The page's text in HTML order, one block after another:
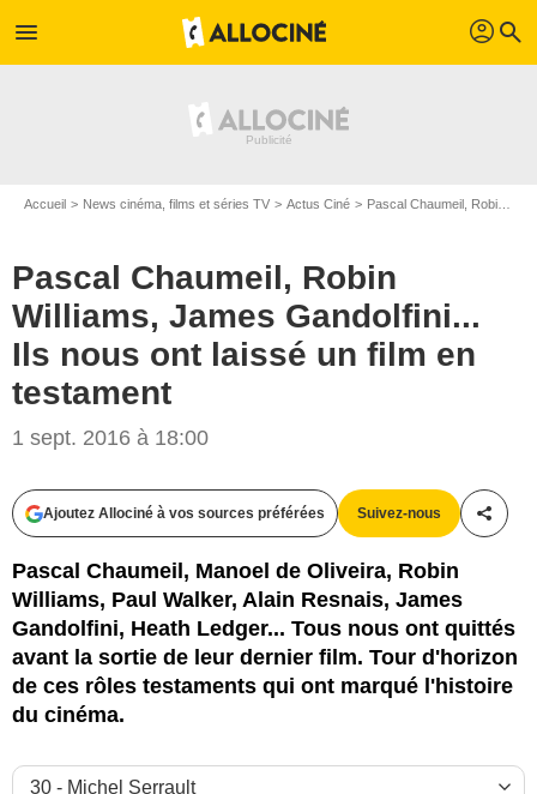
menu profil search
Accueil News cinéma, films et séries TV Actus Ciné Pascal Chaumeil, Robin Williams, James Gandolfini... Ils nous ont laissé un film en testament
Pascal Chaumeil, Robin
Williams, James Gandolfini...
Ils nous ont laissé un film en
testament
1 sept. 2016 à 18:00
Ajoutez Allociné à vos sources préférées Suivez-nous
Pascal Chaumeil, Manoel de Oliveira, Robin
Williams, Paul Walker, Alain Resnais, James
Gandolfini, Heath Ledger... Tous nous ont quittés
avant la sortie de leur dernier film. Tour d'horizon
de ces rôles testaments qui ont marqué l'histoire
du cinéma.